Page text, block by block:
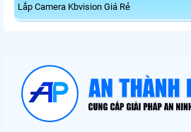
Lắp Camera Kbvision Giá Rẻ